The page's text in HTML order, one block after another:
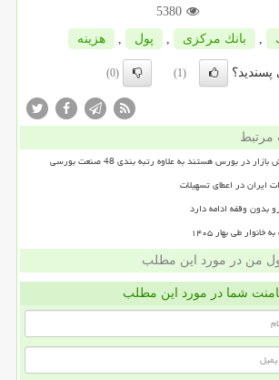
5380
, بانك مركزی , پول , هزینه
(1)
(0)
مرتبط
بورس هستند به علاوه رتبه بندی 48 صنعت بورسی
ایران در اعطای تسهیلات
بدون وقفه ادامه دارد
من در مورد این مطلب
شما در مورد این مطلب